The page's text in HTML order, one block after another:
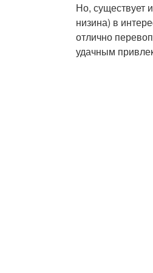
Но, существует
низина) в
отлично
удачным